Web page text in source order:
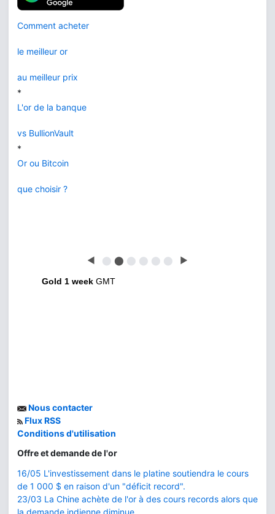
Comment acheter
le meilleur or
au meilleur prix
*
L'or de la banque
vs BullionVault
*
Or ou Bitcoin
que choisir ?
◀ ⬤ ⬤ ⬤ ⬤ ⬤ ⬤ ▶
Gold 1 week GMT
Nous contacter
Flux RSS
Conditions d'utilisation
Offre et demande de l'or
16/05 L'investissement dans le platine soutiendra le cours
de 1 000 $ en raison d'un "déficit record".
23/03 La Chine achète de l'or à des cours records alors que